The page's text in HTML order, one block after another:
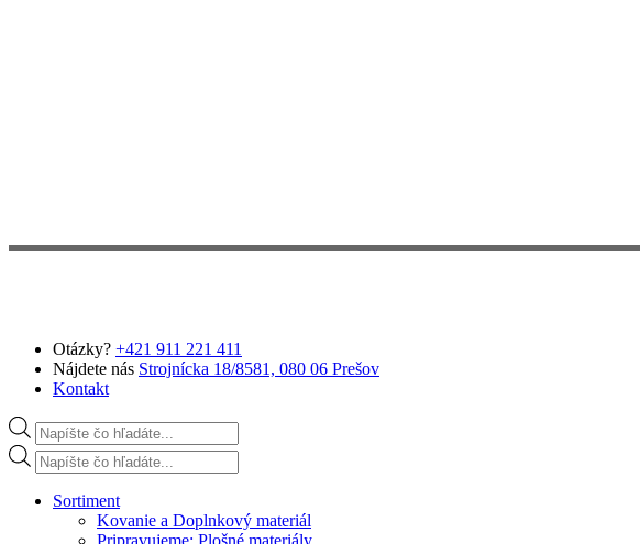
Otázky? +421 911 221 411
Nájdete nás Strojnícka 18/8581, 080 06 Prešov
Kontakt
Products search
Products search
Sortiment
Kovanie a Doplnkový materiál
Pripravujeme: Plošné materiály